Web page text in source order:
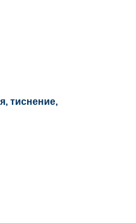
тиснение,